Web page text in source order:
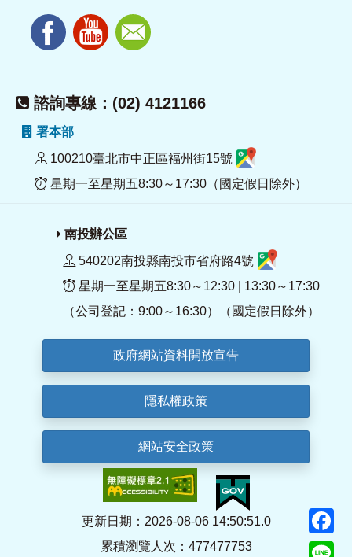
諮詢專線：(02) 4121166
署本部
100210臺北市中正區福州街15號
星期一至星期五8:30～17:30（國定假日除外）
南投辦公區
540202南投縣南投市省府路4號
星期一至星期五8:30～12:30 | 13:30～17:30
（公司登記：9:00～16:30）（國定假日除外）
政府網站資料開放宣告
隱私權政策
網站安全政策
更新日期：2026-08-06 14:50:51.0
累積瀏覽人次：477477753